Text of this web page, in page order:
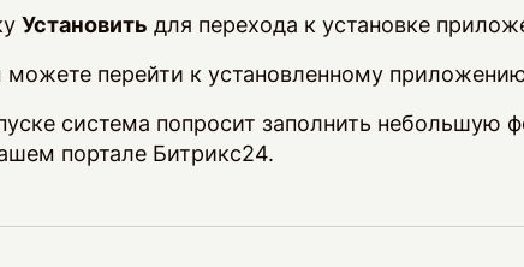
Установить для перехода к установке
можете перейти к установленному
система попросит заполнить небольшую
портале Битрикс24.